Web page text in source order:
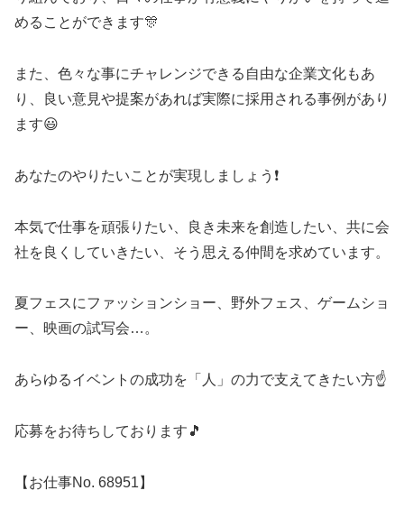
めることができます🎊
また、色々な事にチャレンジできる自由な企業文化もあ
り、良い意見や提案があれば実際に採用される事例があり
ます😃
あなたのやりたいことが実現しましょう❗
本気で仕事を頑張りたい、良き未来を創造したい、共に会
社を良くしていきたい、そう思える仲間を求めています。
夏フェスにファッションショー、野外フェス、ゲームショ
ー、映画の試写会…。
あらゆるイベントの成功を「人」の力で支えてきたい方☝️
応募をお待ちしております🎵
【お仕事No. 68951】